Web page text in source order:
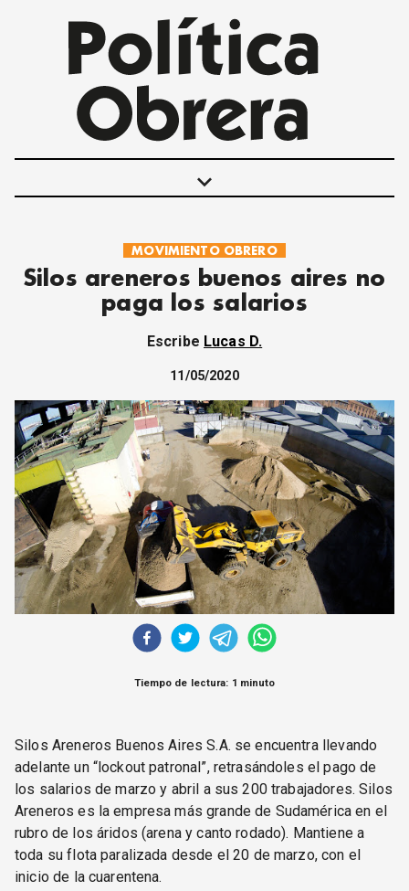
keyboard_arrow_down
POLÍTICAS
INTERNACIONALES
MOVIMIENTO OBRERO
ECONOMÍA
SOCIEDAD Y CULTURA
JUVENTUD
CORREO DE LECTORES
DEBATE
ARCHIVO
DECLARACIONES
OPINIÓN
ALTAMIRA RESPONDE
Política Obrera Revista
CONTACTO
MOVIMIENTO OBRERO
Silos areneros buenos aires no
paga los salarios
Escribe Lucas D.
11/05/2020
Tiempo de lectura: 1 minuto
Silos Areneros Buenos Aires S.A. se encuentra llevando
adelante un “lockout patronal”, retrasándoles el pago de
los salarios de marzo y abril a sus 200 trabajadores. Silos
Areneros es la empresa más grande de Sudamérica en el
rubro de los áridos (arena y canto rodado). Mantiene a
toda su flota paralizada desde el 20 de marzo, con el
inicio de la cuarentena.